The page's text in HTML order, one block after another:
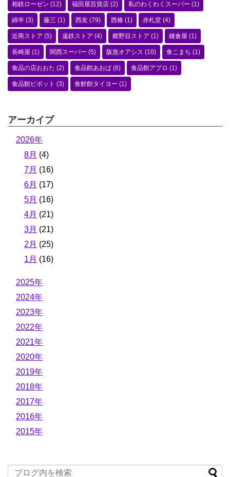
相鉄ローゼン (12) 福田屋百貨店 (2) 私のわくわくスーパー (1)
綿半 (3) 藤三 (1) 西友 (79) 西條 (1) 赤札堂 (4)
近商ストア (5) 遠鉄ストア (4) 郷野目ストア (1) 鎌倉屋 (1)
長崎屋 (1) 関西スーパー (5) 阪急オアシス (10) 食こまち (1)
食品の店おおた (2) 食品館あおば (6) 食品館アプロ (1)
食品館ピボット (3) 食鮮館タイヨー (1)
アーカイブ
2026年
8月 (4)
7月 (16)
6月 (17)
5月 (16)
4月 (21)
3月 (21)
2月 (25)
1月 (16)
2025年
2024年
2023年
2022年
2021年
2020年
2019年
2018年
2017年
2016年
2015年